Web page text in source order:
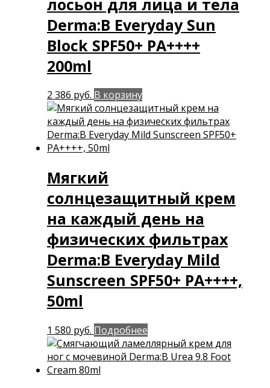
Derma:B Everyday Sun
Block SPF50+ PA++++
200ml
2 386 руб. В корзину
Мягкий
солнцезащитный крем
на каждый день на
физических фильтрах
Derma:B Everyday Mild
Sunscreen SPF50+ PA++++,
50ml
1 580 руб. Подробнее